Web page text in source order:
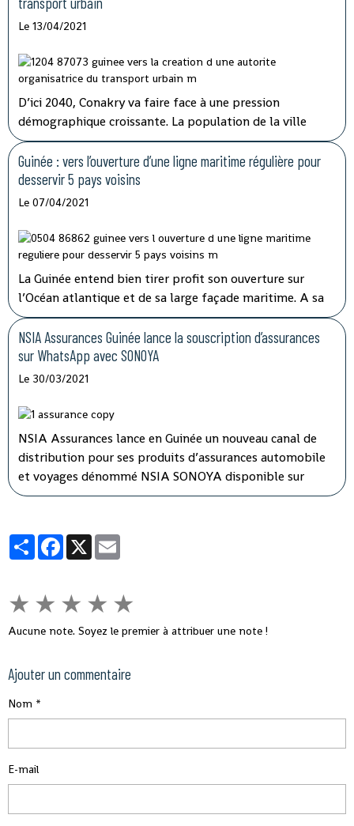
Le 13/04/2021
D’ici 2040, Conakry va faire face à une pression
démographique croissante. La population de la ville
pourrait atteindre 5,5 millions d’habitants à cet horizon
contre 2,7 millions actuellement. Le système de
transports en commun actuellement déployé a
montré ses limites.
Guinée : vers l’ouverture d’une ligne maritime régulière pour
desservir 5 pays voisins
Le 07/04/2021
La Guinée entend bien tirer profit son ouverture sur
l’Océan atlantique et de sa large façade maritime. A sa
prise de fonction en juin 2020, la nouvelle direction de
Société navale Guinéenne (SNG) annonçait le
développement d’une véritable politique de transport
maritime tout en consolidant les acquis.
NSIA Assurances Guinée lance la souscription d’assurances
sur WhatsApp avec SONOYA
Le 30/03/2021
NSIA Assurances lance en Guinée un nouveau canal de
distribution pour ses produits d’assurances automobile
et voyages dénommé NSIA SONOYA disponible sur
WhatsApp. En recourant par messages à la souscription
leurs contrats d’assurances directement chez eux.
PartagerFacebook
X
★ ★ ★ ★ ★
Aucune note. Soyez le premier à attribuer une note !
Ajouter un commentaire
Nom
E-mail